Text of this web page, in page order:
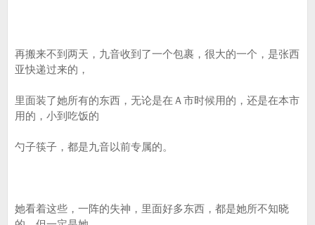
再搬来不到两天，九音收到了一个包裹，很大的一个，是张西
亚快递过来的，
里面装了她所有的东西，无论是在Ａ市时候用的，还是在本市
用的，小到吃饭的
勺子筷子，都是九音以前专属的。
她看着这些，一阵的失神，里面好多东西，都是她所不知晓